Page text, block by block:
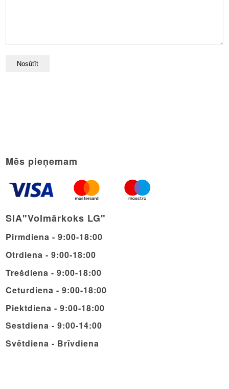
Mēs pieņemam
SIA"Volmārkoks LG"
Pirmdiena - 9:00-18:00
Otrdiena - 9:00-18:00
Trešdiena - 9:00-18:00
Ceturdiena - 9:00-18:00
Piektdiena - 9:00-18:00
Sestdiena - 9:00-14:00
Svētdiena - Brīvdiena